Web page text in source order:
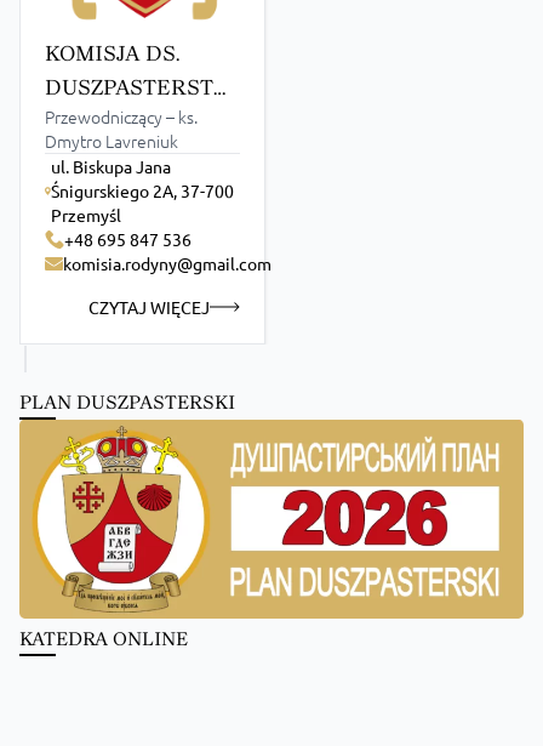
KOMISJA DS.
DUSZPASTERSTWA
RODZIN
Przewodniczący – ks.
Dmytro Lavreniuk
ul. Biskupa Jana
Śnigurskiego 2A, 37-700
Przemyśl
+48 695 847 536
komisia.rodyny@gmail.com
CZYTAJ WIĘCEJ
PLAN DUSZPASTERSKI
KATEDRA ONLINE